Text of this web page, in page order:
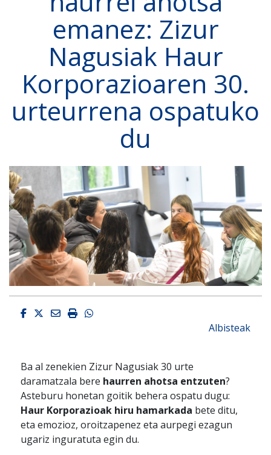
emanez: Zizur
Nagusiak Haur
Korporazioaren 30.
urteurrena ospatuko
du
Facebook
Twitter
EmailImprimirWhatsapp
Albisteak
Ba al zenekien Zizur Nagusiak 30 urte
daramatzala bere haurren ahotsa entzuten?
Asteburu honetan goitik behera ospatu dugu:
Haur Korporazioak hiru hamarkada bete ditu,
eta emozioz, oroitzapenez eta aurpegi ezagun
ugariz inguratuta egin du.